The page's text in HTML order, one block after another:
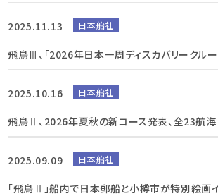
2025.11.13 日本船社
飛鳥Ⅲ、「2026年日本一周ディスカバリークル
2025.10.16 日本船社
飛鳥Ⅱ、2026年夏秋の新コース発表、全23航海
2025.09.09 日本船社
「飛鳥Ⅱ」船内で日本郵船と小樽市が特別絵画